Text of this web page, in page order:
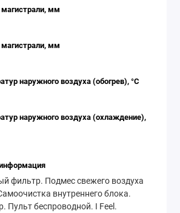
снизить
и эффективную работу
что подтверждают классы
A++ для охлаждения
работы:
составляет 5.00 кВт, а
5.20 кВт, что позволяет легко
комфортную температуру
мм
мм
наружного воздуха (обогрев), °C
наружного воздуха (охлаждение),
фильтр. Подмес свежего воздуха
внутреннего блока.
Пульт беспроводной. I Feel.